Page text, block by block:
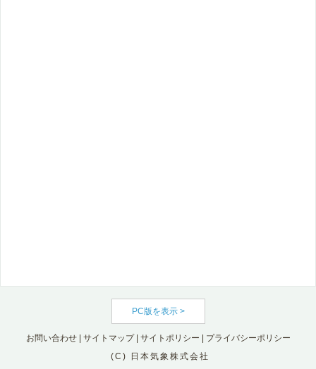
PC版を表示 >
お問い合わせ| サイトマップ| サイトポリシー
プライバシーポリシー
(C) 日本気象株式会社